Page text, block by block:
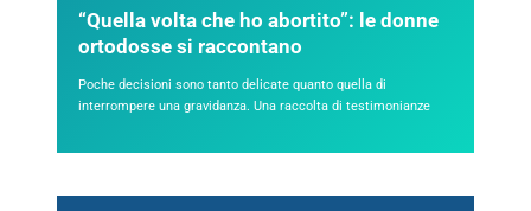
“Quella volta che ho abortito”: le donne
ortodosse si raccontano
Poche decisioni sono tanto delicate quanto quella di
interrompere una gravidanza. Una raccolta di testimonianze